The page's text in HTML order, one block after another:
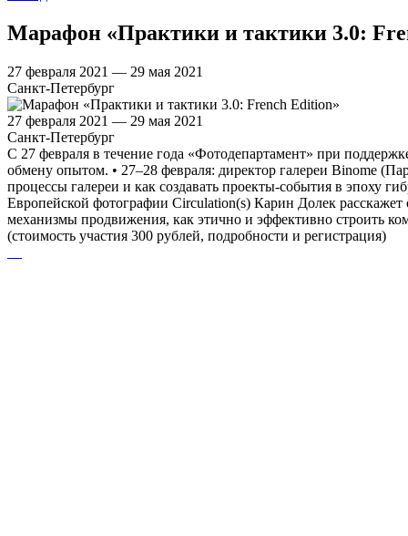
Марафон «Практики и тактики 3.0:
27 февраля 2021 — 29 мая 2021
Санкт-Петербург
27 февраля 2021 — 29 мая 2021
Санкт-Петербург
С 27 февраля в течение года «Фотодепартамент» при
обмену опытом. • 27–28 февраля: директор галереи Binome
процессы галереи и как создавать проекты-события в эпоху
Европейской фотографии Circulation(s) Карин Долек
механизмы продвижения, как этично и эффективно строить
(стоимость участия 300 рублей, подробности и регистрация)